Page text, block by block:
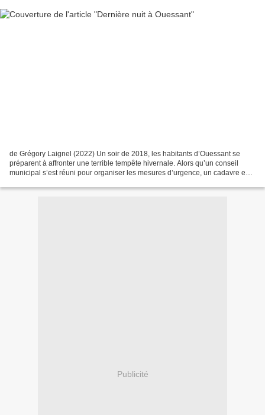
de Grégory Laignel (2022) Un soir de 2018, les habitants d’Ouessant se
préparent à affronter une terrible tempête hivernale. Alors qu’un conseil
municipal s’est réuni pour organiser les mesures d’urgence, un cadavre est
Publicité